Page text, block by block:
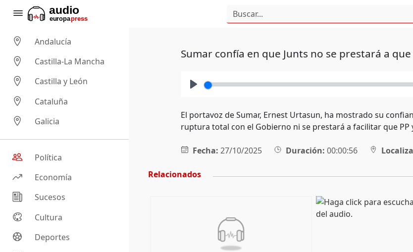
Andalucía
Castilla-La Mancha
Castilla y León
Cataluña
Galicia
Política
Economía
Sucesos
Cultura
Deportes
Sumar confía en que Junts no se prestará a
El portavoz de Sumar, Ernest Urtasun, ha mostrado su
ruptura total con el Gobierno ni se prestará a facilitar que PP
Fecha: 27/10/2025 Duración: 00:00:56
Relacionados